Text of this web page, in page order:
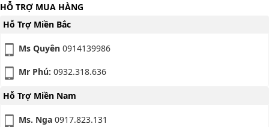
HỖ TRỢ MUA HÀNG
Hỗ Trợ Miền Bắc
Ms Quyên 0914139986
Mr Phú: 0932.318.636
Hỗ Trợ Miền Nam
Ms. Nga 0917.823.131